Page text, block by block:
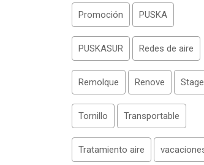
Promoción PUSKA
PUSKASUR Redes de aire
Remolque Renove
Tornillo Transportable
Tratamiento aire